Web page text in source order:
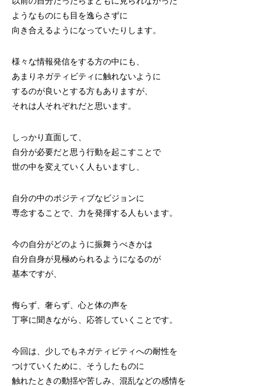
ようなものにも目を逸らさずに
向き合えるようになっていたりします。
様々な情報発信をする方の中にも、
あまりネガティビティに触れないように
するのが良いとする方もありますが、
それは人それぞれだと思います。
しっかり直面して、
自分が必要だと思う行動を起こすことで
世の中を変えていく人もいますし、
自分の中のポジティブなビジョンに
専念することで、力を発揮する人もいます。
今の自分がどのように振舞うべきかは
自分自身が見極められるようになるのが
基本ですが、
侮らず、奢らず、心と体の声を
丁寧に聞きながら、応答していくことです。
今回は、少しでもネガティビティへの耐性を
つけていくために、そうしたものに
触れたときの動揺や苦しみ、混乱などの感情を